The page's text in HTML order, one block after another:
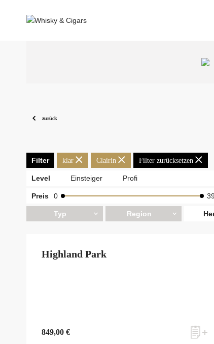
zurück
Filter klar Clairin Filter zurücksetzen
Level Einsteiger Profi
Preis 0
Typ Region
Highland Park
849,00 €